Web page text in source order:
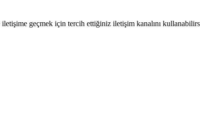
geçmek için tercih ettiğiniz iletişim kanalını